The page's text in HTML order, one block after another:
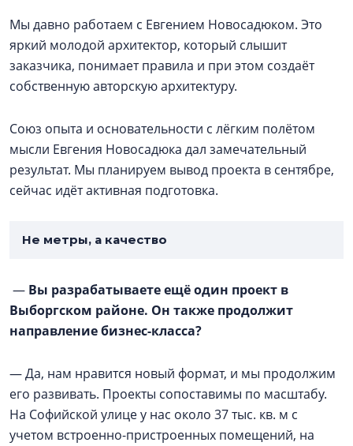
Мы давно работаем с Евгением Новосадюком. Это
яркий молодой архитектор, который слышит
заказчика, понимает правила и при этом создаёт
собственную авторскую архитектуру.
Союз опыта и основательности с лёгким полётом
мысли Евгения Новосадюка дал замечательный
результат. Мы планируем вывод проекта в сентябре,
сейчас идёт активная подготовка.
Не метры, а качество
— Вы разрабатываете ещё один проект в
Выборгском районе. Он также продолжит
направление бизнес-класса?
— Да, нам нравится новый формат, и мы продолжим
его развивать. Проекты сопоставимы по масштабу.
На Софийской улице у нас около 37 тыс. кв. м с
учетом встроенно-пристроенных помещений, на